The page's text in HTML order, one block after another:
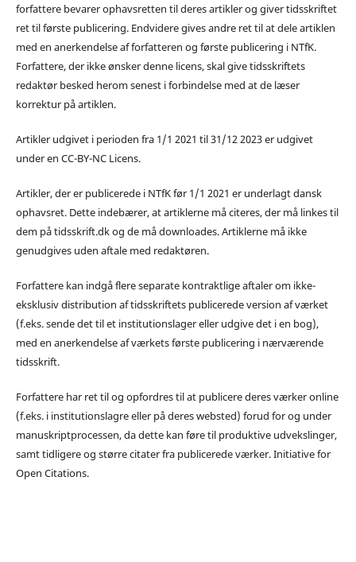
forfattere bevarer ophavsretten til deres artikler og giver tidsskriftet
ret til første publicering. Endvidere gives andre ret til at dele artiklen
med en anerkendelse af forfatteren og første publicering i NTfK.
Forfattere, der ikke ønsker denne licens, skal give tidsskriftets
redaktør besked herom senest i forbindelse med at de læser
korrektur på artiklen.
Artikler udgivet i perioden fra 1/1 2021 til 31/12 2023 er udgivet
under en CC-BY-NC Licens.
Artikler, der er publicerede i NTfK før 1/1 2021 er underlagt dansk
ophavsret. Dette indebærer, at artiklerne må citeres, der må linkes til
dem på tidsskrift.dk og de må downloades. Artiklerne må ikke
genudgives uden aftale med redaktøren.
Forfattere kan indgå flere separate kontraktlige aftaler om ikke-
eksklusiv distribution af tidsskriftets publicerede version af værket
(f.eks. sende det til et institutionslager eller udgive det i en bog),
med en anerkendelse af værkets første publicering i nærværende
tidsskrift.
Forfattere har ret til og opfordres til at publicere deres værker online
(f.eks. i institutionslagre eller på deres websted) forud for og under
manuskriptprocessen, da dette kan føre til produktive udvekslinger,
samt tidligere og større citater fra publicerede værker. Initiative for
Open Citations.